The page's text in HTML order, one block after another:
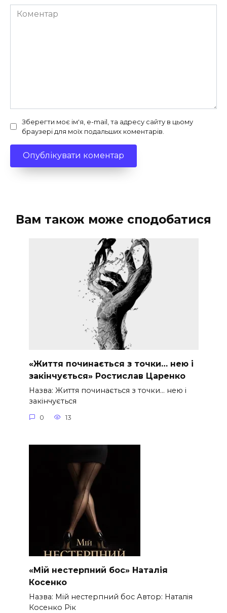
Коментар
Зберегти моє ім'я, e-mail, та адресу сайту в цьому
браузері для моїх подальших коментарів.
Вам також може сподобатися
«Життя починається з точки… нею і
закінчується» Ростислав Царенко
Назва: Життя починається з точки… нею і
закінчується
0 13
«Мій нестерпний бос» Наталія
Косенко
Назва: Мій нестерпний бос Автор: Наталія
Косенко Рік